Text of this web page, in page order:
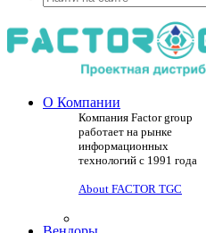
О Компании
Компания Factor group
работает на рынке
информационных
технологий с 1991 года
About FACTOR TGC